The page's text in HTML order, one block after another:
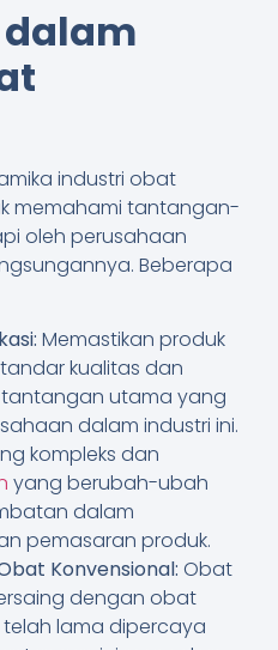
industri obat
memahami tantangan-
oleh perusahaan
Beberapa
Memastikan produk
kualitas dan
utama yang
dalam industri ini.
kompleks dan
yang berubah-ubah
dalam
pemasaran produk.
Konvensional: Obat
dengan obat
lama dipercaya